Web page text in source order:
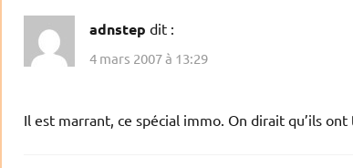
adnstep dit :
4 mars 2007 à 13:29
Il est marrant, ce spécial immo. On dirait qu’ils